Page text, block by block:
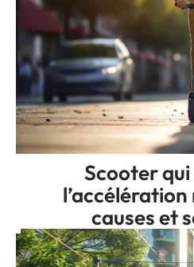
Scooter
causes et